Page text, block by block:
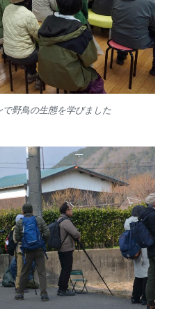
野鳥の生態を学びました